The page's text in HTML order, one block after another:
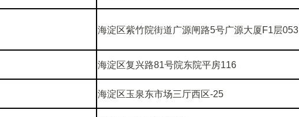
海淀区紫竹院街道广源闸路5号广源大厦F1层053
海淀区复兴路81号院东院平房116
海淀区玉泉东市场三厅西区-25